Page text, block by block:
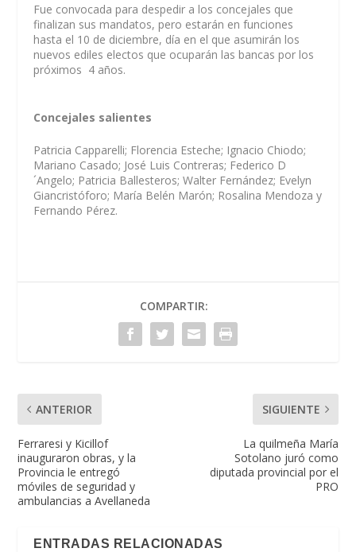
Fue convocada para despedir a los concejales que
finalizan sus mandatos, pero estarán en funciones
hasta el 10 de diciembre, día en el que asumirán los
nuevos ediles electos que ocuparán las bancas por los
próximos 4 años.
Concejales salientes
Patricia Capparelli; Florencia Esteche; Ignacio Chiodo;
Mariano Casado; José Luis Contreras; Federico D
´Angelo; Patricia Ballesteros; Walter Fernández; Evelyn
Giancristóforo; María Belén Marón; Rosalina Mendoza y
Fernando Pérez.
COMPARTIR:
ANTERIOR
Ferraresi y Kicillof
inauguraron obras, y la
Provincia le entregó
móviles de seguridad y
ambulancias a Avellaneda
SIGUIENTE
La quilmeña María
Sotolano juró como
diputada provincial por el
PRO
ENTRADAS RELACIONADAS